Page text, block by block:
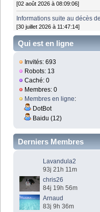
[02 août 2026 à 08:09:06]
Informations suite au décès
[30 juillet 2026 à 11:47:14]
Qui est en ligne
Invités: 693
Robots: 13
Caché: 0
Membres: 0
Membres en ligne:
DotBot
Baidu (12)
Derniers Membres
Lavandula2
93j 21h 11m
chris26
84j 19h 56m
Arnaud
83j 9h 36m